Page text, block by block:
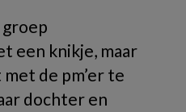
groep
een knikje, maar
de pm’er te
dochter en